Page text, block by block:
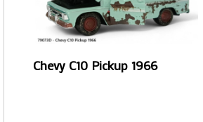
Chevy C10 Pickup 1966